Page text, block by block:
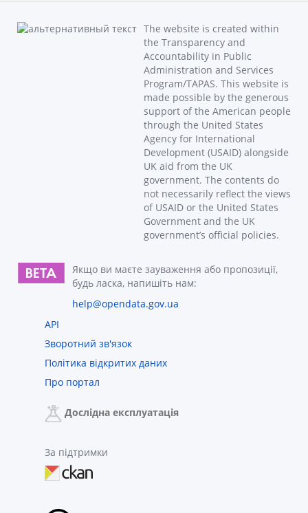
The website is created within
the Transparency and
Accountability in Public
Administration and Services
Program/TAPAS. This website is
made possible by the generous
support of the American people
through the United States
Agency for International
Development (USAID) alongside
UK aid from the UK
government. The contents do
not necessarily reflect the views
of USAID or the United States
Government and the UK
government’s official policies.
Якщо ви маєте зауваження або пропозиції,
будь ласка, напишіть нам:
help@opendata.gov.ua
API
Зворотний зв'язок
Політика відкритих даних
Про портал
Дослідна експлуатація
За підтримки